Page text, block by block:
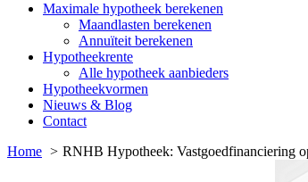
Maximale hypotheek berekenen
Maandlasten berekenen
Annuïteit berekenen
Hypotheekrente
Alle hypotheek aanbieders
Hypotheekvormen
Nieuws & Blog
Contact
Home
RNHB Hypotheek: Vastgoedfinanciering